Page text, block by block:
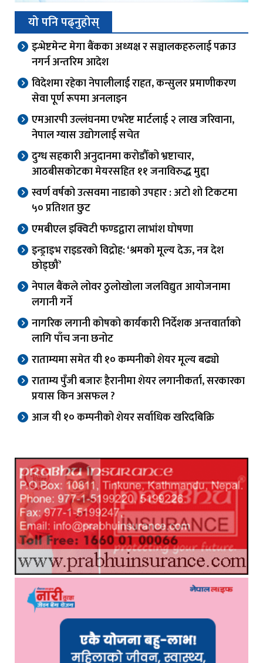
यो पनि पढ्नुहोस्
इन्भेष्टमेन्ट मेगा बैंकका अध्यक्ष र सञ्चालकहरुलाई पक्राउ
नगर्न अन्तरिम आदेश
विदेशमा रहेका नेपालीलाई राहत, कन्सुलर प्रमाणीकरण
सेवा पूर्ण रूपमा अनलाइन
एमआरपी उल्लंघनमा एभरेष्ट मार्टलाई २ लाख जरिवाना,
नेपाल ग्यास उद्योगलाई सचेत
दुग्ध सहकारी अनुदानमा करोडौँको भ्रष्टाचार,
आठबीसकोटका मेयरसहित ११ जनाविरुद्ध मुद्दा
स्वर्ण वर्षको उत्सवमा नाडाको उपहार : अटो शो टिकटमा
५० प्रतिशत छुट
एमबीएल इक्विटी फण्डद्वारा लाभांश घोषणा
इन्ड्राइभ राइडरको विद्रोह: ‘श्रमको मूल्य देऊ, नत्र देश
छोड्छौं’
नेपाल बैंकले लोवर ठुलोखोला जलविद्युत आयोजनामा
लगानी गर्ने
नागरिक लगानी कोषको कार्यकारी निर्देशक अन्तवार्ताको
लागि पाँच जना छनोट
राताम्यमा समेत यी १० कम्पनीको शेयर मूल्य बढ्यो
राताम्य पुँजी बजारः हैरानीमा शेयर लगानीकर्ता, सरकारका
प्रयास किन असफल ?
आज यी १० कम्पनीको शेयर सर्वाधिक खरिदबिक्रि